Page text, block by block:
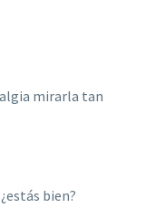
mirarla tan
bien?